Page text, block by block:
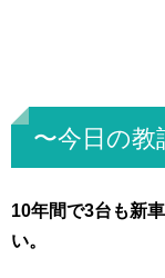
〜今日の教
10年間で3台も新
い。